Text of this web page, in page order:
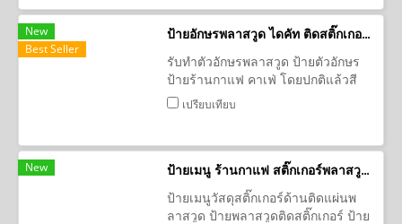
New
Best Seller
ป้ายอักษรพลาสวูด ไดคัท ติดสติ๊กเกอร์ ป้ายร้านคาแฟ่
รับทำตัวอักษรพลาสวูด ป้ายตัวอักษร
ป้ายร้านกาแฟ คาเฟ่ โดยปกติแล้วสี
ของเนื้อวัสดุพลาสวูดจะเป็นสีขาว ติด
เปรียบเทียบ
New
ป้ายเมนู ร้านกาแฟ สติ๊กเกอร์พลาสวูด อุดร
ป้ายเมนูวัสดุสติ๊กเกอร์ด้านติดแผ่นพ
ลาสวูด ป้ายพลาสวูดติดสติ๊กเกอร์ ป้าย